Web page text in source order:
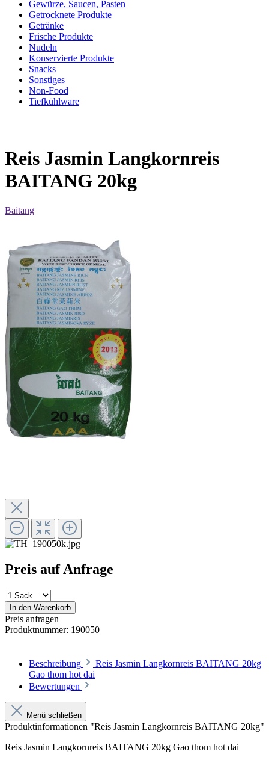
Gewürze, Saucen, Pasten
Getrocknete Produkte
Getränke
Frische Produkte
Nudeln
Konservierte Produkte
Snacks
Sonstiges
Non-Food
Tiefkühlware
Reis Jasmin Langkornreis
BAITANG 20kg
Baitang
Preis auf Anfrage
In den Warenkorb
Preis anfragen
Produktnummer: 190050
Beschreibung
Reis Jasmin Langkornreis BAITANG 20kg
Gao thom hot dai
Bewertungen
Menü schließen
Produktinformationen "Reis Jasmin Langkornreis BAITANG 20kg"
Reis Jasmin Langkornreis BAITANG 20kg Gao thom hot dai